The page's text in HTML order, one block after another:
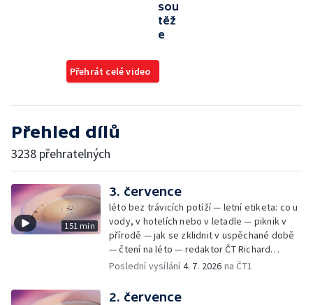
sou
těž
e
Přehrát celé video
Přehled dílů
3238 přehratelných
151 min
3. července
léto bez trávicích potíží — letní etiketa: co u
vody, v hotelích nebo v letadle — piknik v
přírodě — jak se zklidnit v uspěchané době
— čtení na léto — redaktor ČT Richard
Samko
Poslední vysílání4. 7. 2026 na ČT1
2. července